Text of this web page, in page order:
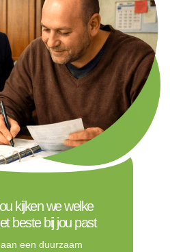
kijken we welke
beste bij jou past
een duurzaam